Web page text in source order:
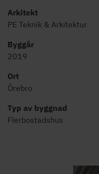
Arkitekt
PE Teknik & Arkitektur
Byggår
2019
Ort
Örebro
Typ av byggnad
Flerbostadshus